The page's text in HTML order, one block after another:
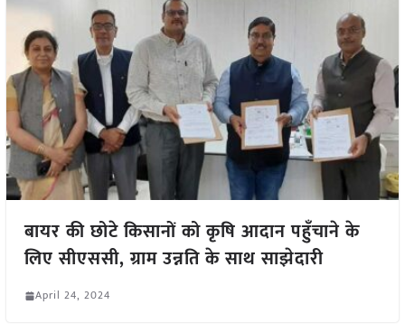
बायर की छोटे किसानों को कृषि आदान पहुँचाने के
लिए सीएससी, ग्राम उन्नति के साथ साझेदारी
April 24, 2024